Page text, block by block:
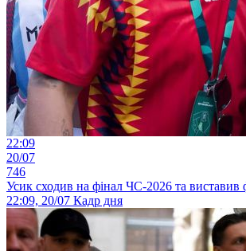
22:09
20/07
746
Усик сходив на фінал ЧС-2026 та виставив
22:09, 20/07 Кадр дня